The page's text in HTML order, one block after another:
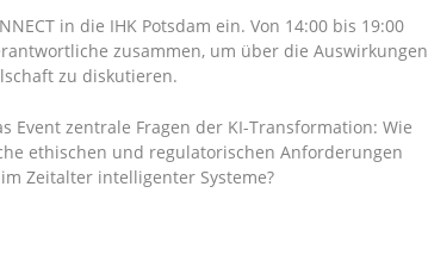
in die IHK Potsdam ein. Von 14:00 bis 19:00
zusammen, um über die Auswirkungen
zu diskutieren.
Event zentrale Fragen der KI-Transformation: Wie
ethischen und regulatorischen Anforderungen
Zeitalter intelligenter Systeme?